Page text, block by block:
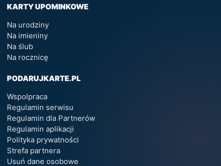
KARTY UPOMINKOWE
Na urodziny
Na imieniny
Na ślub
Na rocznicę
PODARUJKARTE.PL
Wspolpraca
Regulamin serwisu
Regulamin dla Partnerów
Regulamin aplikacji
Polityka prywatności
Strefa partnera
Usuń dane osobowe